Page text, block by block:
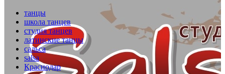
танцы
школа танцев
студия танцев
латинские танцы
сальса
salsa
Краснодар